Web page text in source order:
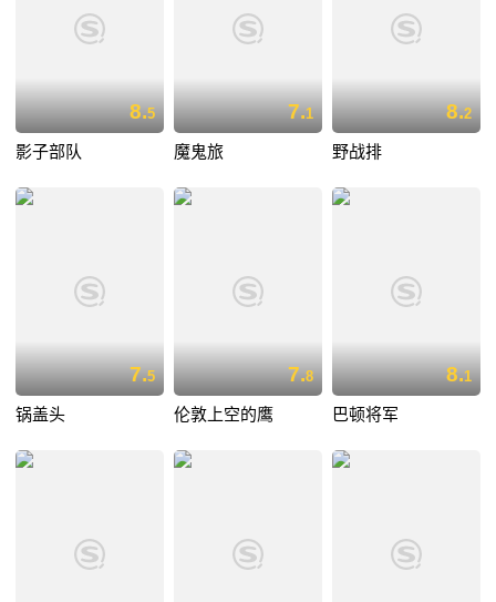
8.5
影子部队
7.1
魔鬼旅
8.2
野战排
7.5
锅盖头
7.8
伦敦上空的鹰
8.1
巴顿将军